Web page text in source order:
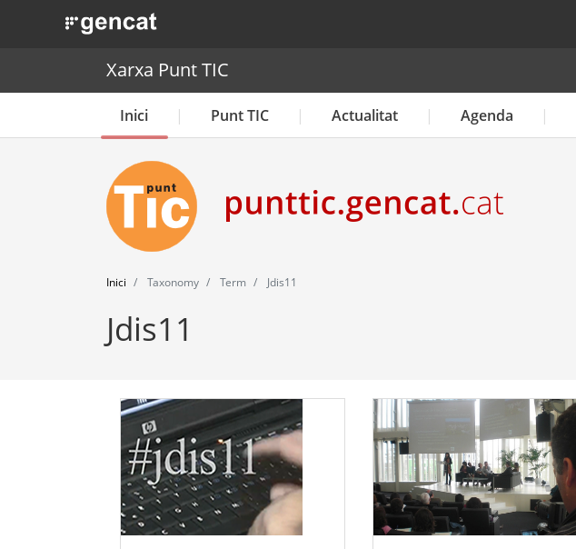
. Obre en una nova finestra.
Xarxa Punt TIC
Inici Punt TIC Actualitat Agenda
Inici Taxonomy Term Jdis11
Jdis11